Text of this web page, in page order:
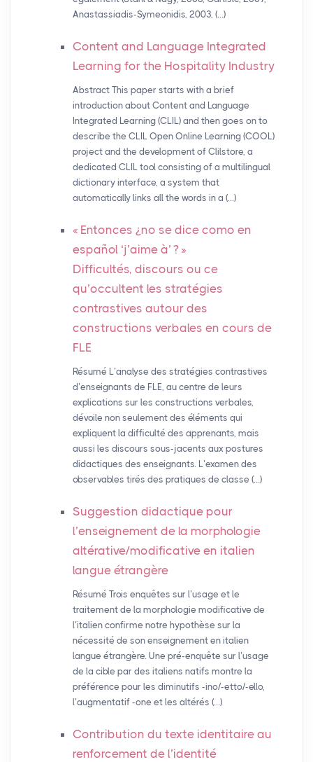
Anastassiadis-Symeonidis, 2003, (…)
Content and Language Integrated
Learning for the Hospitality Industry
Abstract This paper starts with a brief
introduction about Content and Language
Integrated Learning (CLIL) and then goes on to
describe the CLIL Open Online Learning (COOL)
project and the development of Clilstore, a
dedicated CLIL tool consisting of a multilingual
dictionary interface, a system that
automatically links all the words in a (…)
« Entonces ¿no se dice como en
español ‘j’aime à’ ? »
Difficultés, discours ou ce
qu’occultent les stratégies
contrastives autour des
constructions verbales en cours de
FLE
Résumé L’analyse des stratégies contrastives
d’enseignants de FLE, au centre de leurs
explications sur les constructions verbales,
dévoile non seulement des éléments qui
expliquent la difficulté des apprenants, mais
aussi les discours sous-jacents aux postures
didactiques des enseignants. L’examen des
observables tirés des pratiques de classe (…)
Suggestion didactique pour
l’enseignement de la morphologie
altérative/modificative en italien
langue étrangère
Résumé Trois enquêtes sur l’usage et le
traitement de la morphologie modificative de
l’italien confirme notre hypothèse sur la
nécessité de son enseignement en italien
langue étrangère. Une pré-enquête sur l’usage
de la cible par des italiens natifs montre la
préférence pour les diminutifs -ino/-etto/-ello,
l’augmentatif -one et les altérés (…)
Contribution du texte identitaire au
renforcement de l’identité